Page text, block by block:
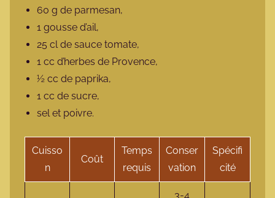
60 g de parmesan,
1 gousse d’ail,
25 cl de sauce tomate,
1 cc d’herbes de Provence,
½ cc de paprika,
1 cc de sucre,
sel et poivre.
Cuisso
n
Coût
Temps
requis
Conser
vation
Spécifi
cité
3-4